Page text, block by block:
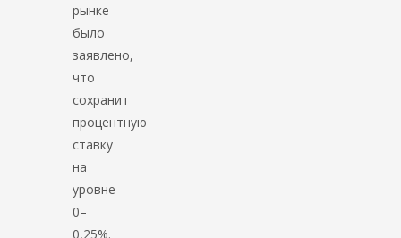
рынке
было
заявлено,
что
сохранит
процентную
ставку
на
уровне
0–
0,25%.